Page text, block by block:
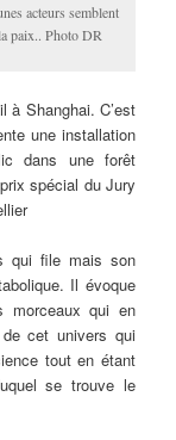
acteurs semblent
paix.. Photo DR
à Shanghai. C’est
une installation
dans une forêt
spécial du Jury
qui file mais son
Il évoque
morceaux qui en
cet univers qui
tout en étant
se trouve le